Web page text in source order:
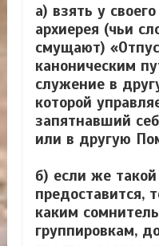
а) взять у
архиерея (чьи
смущают)
каноническим
служение в
которой
запятнавший
или в другую
б) если же
предоставится,
каким
группировкам,